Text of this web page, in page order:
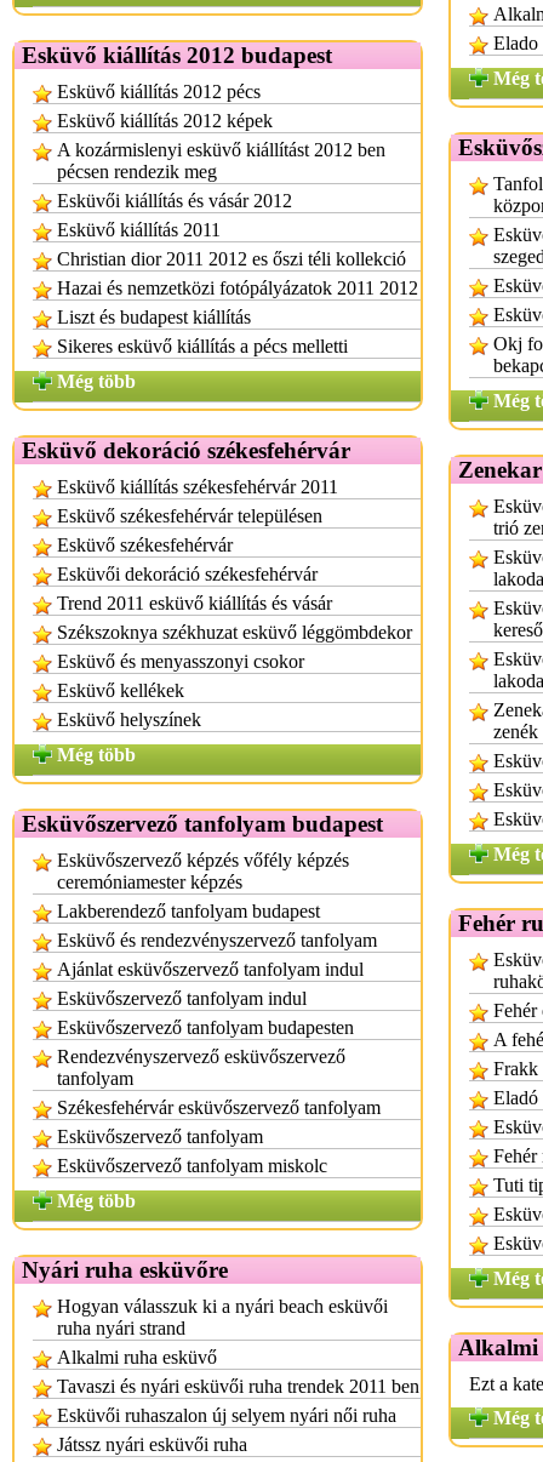
Esküvő kiállítás 2012 budapest
Esküvő kiállítás 2012 pécs
Esküvő kiállítás 2012 képek
A kozármislenyi esküvő kiállítást 2012 ben
pécsen rendezik meg
Esküvői kiállítás és vásár 2012
Esküvő kiállítás 2011
Christian dior 2011 2012 es őszi téli kollekció
Hazai és nemzetközi fotópályázatok 2011 2012
Liszt és budapest kiállítás
Sikeres esküvő kiállítás a pécs melletti
Még több
Esküvő dekoráció székesfehérvár
Esküvő kiállítás székesfehérvár 2011
Esküvő székesfehérvár településen
Esküvő székesfehérvár
Esküvői dekoráció székesfehérvár
Trend 2011 esküvő kiállítás és vásár
Székszoknya székhuzat esküvő léggömbdekor
Esküvő és menyasszonyi csokor
Esküvő kellékek
Esküvő helyszínek
Még több
Esküvőszervező tanfolyam budapest
Esküvőszervező képzés vőfély képzés
ceremóniamester képzés
Lakberendező tanfolyam budapest
Esküvő és rendezvényszervező tanfolyam
Ajánlat esküvőszervező tanfolyam indul
Esküvőszervező tanfolyam indul
Esküvőszervező tanfolyam budapesten
Rendezvényszervező esküvőszervező
tanfolyam
Székesfehérvár esküvőszervező tanfolyam
Esküvőszervező tanfolyam
Esküvőszervező tanfolyam miskolc
Még több
Nyári ruha esküvőre
Hogyan válasszuk ki a nyári beach esküvői
ruha nyári strand
Alkalmi ruha esküvő
Tavaszi és nyári esküvői ruha trendek 2011 ben
Esküvői ruhaszalon új selyem nyári női ruha
Játssz nyári esküvői ruha
Elado
Még
Okj
Még
trió
zenék
Még
Fehér
Fehér
A
Frakk
Eladó
Fehér
Tuti
Még
Alkalmi
Ezt a
Még